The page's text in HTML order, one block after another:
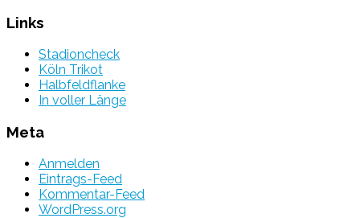
Links
Stadioncheck
Köln Trikot
Halbfeldflanke
In voller Länge
Meta
Anmelden
Eintrags-Feed
Kommentar-Feed
WordPress.org